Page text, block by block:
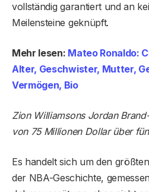
vollständig garantiert und an
Meilensteine ​​geknüpft.
Mehr lesen: Mateo Ronaldo:
Alter, Geschwister, Mutter,
Vermögen, Bio
Zion Williamsons Jordan
von 75 Millionen Dollar über
Es handelt sich um den
der NBA-Geschichte,